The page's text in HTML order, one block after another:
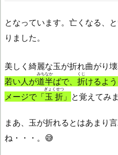
となっています。亡くなる、
りました。
美しく綺麗な玉が折れ曲がり壊
若い人が道半
みちなか
ばで、 折
くじ
けるよ
メージで「玉折
ぎょくせつ
」 と覚えてみ
まあ、玉が折れるとはあまり
ね・・・。😅